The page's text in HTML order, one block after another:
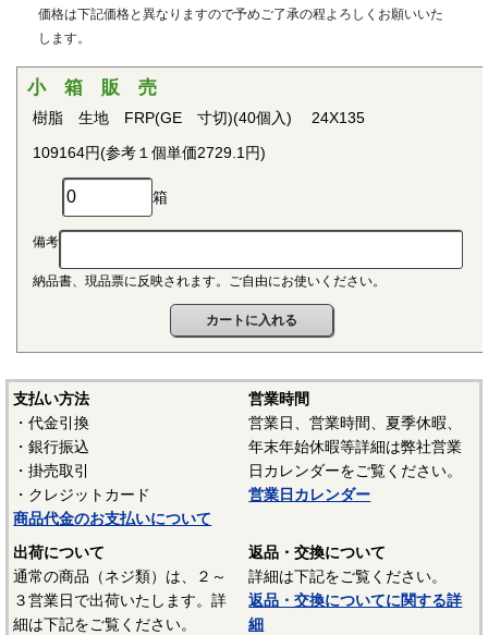
おける登録商標です。
■ポリプロピレン(PP)
〇連続使用温度115℃（UL認定温度）〇燃焼性UL94 V-2
結晶性の代表的な汎用プラスチックです。比重が0.9と汎用
プラスチックのなかでも最も軽く、耐薬品性、耐加水分解
性、電気的特性にも優れ、応用範囲の広いプラスチックとし
て幅広い分野で用いられています。
結晶性のエンジニアリングプラスチックです。バランスの
取れた機械的性質を有し、かつ優れた耐疲労性で、耐クリー
プ性、摩擦摩耗特性、耐薬品性を備えていることから、金属
おいて広く用いられています。
■ポリアミド（ナイロン、PA）
〇連続使用温度PA6-65℃/PA66-75℃（UL認定温度）〇燃焼性
UL94 V-2
結晶性のエンジニアリングプラスチックです。強靭な材料
で摩擦係数が小さく、しかも耐摩耗性で、自己潤滑性に優れ
ています。耐油性、耐薬品性もよいので機械材料に最適な材
料でありますが、吸湿性が高いので設計上配慮しなければな
らないという問題点もあります。
価格は下記価格と異なりますので予めご了承の程よろしくお願いいた
します。
小 箱 販 売
樹脂 生地 FRP(GE 寸切)(40個入) 24X135
109164円(参考１個単価2729.1円)
箱
備考
納品書、現品票に反映されます。ご自由にお使いください。
支払い方法
・代金引換
・銀行振込
・掛売取引
・クレジットカード
商品代金のお支払いについて
営業時間
営業日、営業時間、夏季休暇、
年末年始休暇等詳細は弊社営業
日カレンダーをご覧ください。
営業日カレンダー
出荷について
通常の商品（ネジ類）は、２～
３営業日で出荷いたします。詳
細は下記をご覧ください。
返品・交換について
詳細は下記をご覧ください。
返品・交換についてに関する詳
細